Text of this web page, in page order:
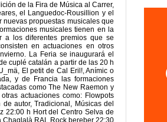
de la Fira de Música al Carrer,
el Languedoc-Rousillion y el
propuestas musicales que
musicales tienen en la
a los diferentes premios que se
en actuaciones en otros
La Feria se inaugurará el
cuplé catalán a partir de las 20 h
El petit de Cal Eril!, Anímic o
y de Francia las formaciones
como The New Raemon y
actuaciones como: Flowpots
autor, Tradicional, Músicas del
22:00 h Hort del Centro Selva de
Chaqlalà RAI, Rock bereber 22:30